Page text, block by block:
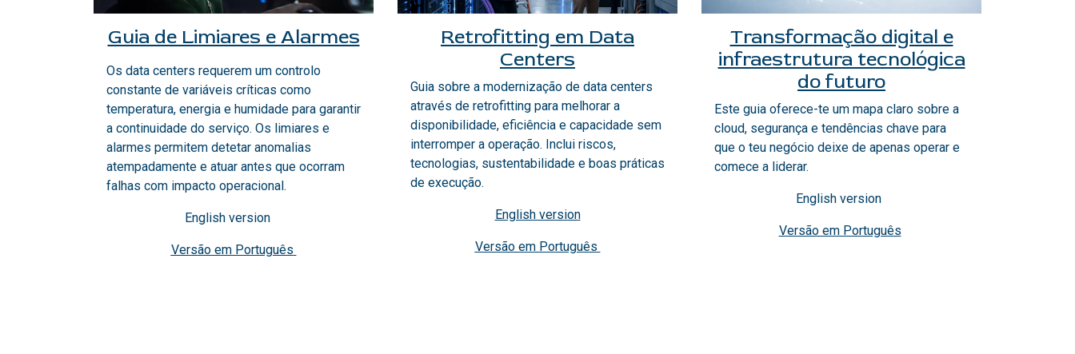
Guia de Limiares e Alarmes
Os data centers requerem um controlo
constante de variáveis críticas como
temperatura, energia e humidade para garantir
a continuidade do serviço. Os limiares e
alarmes permitem detetar anomalias
atempadamente e atuar antes que ocorram
falhas com impacto operacional.
English version
Versão em Português
Retrofitting em Data
Centers
Guia sobre a modernização de data centers
através de retrofitting para melhorar a
disponibilidade, eficiência e capacidade sem
interromper a operação. Inclui riscos,
tecnologias, sustentabilidade e boas práticas
de execução.
English version
Versão em Português
Transformação digital e
infraestrutura tecnológica
do futuro
Este guia oferece-te um mapa claro sobre a
cloud, segurança e tendências chave para
que o teu negócio deixe de apenas operar e
comece a liderar.
English version
Versão em Português